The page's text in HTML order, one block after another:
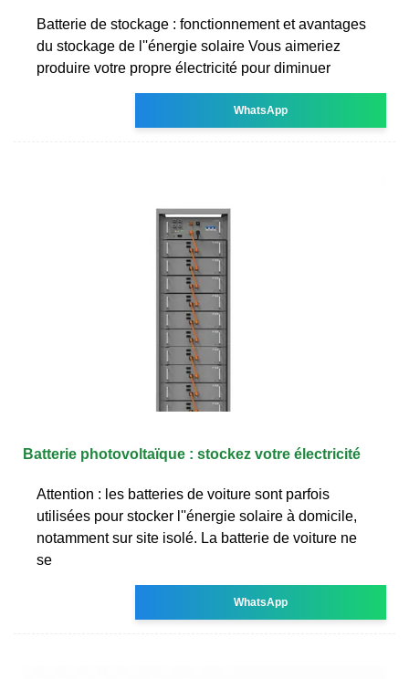
Batterie de stockage : fonctionnement et avantages
du stockage de l''énergie solaire Vous aimeriez
produire votre propre électricité pour diminuer
WhatsApp
Batterie photovoltaïque : stockez votre électricité
Attention : les batteries de voiture sont parfois
utilisées pour stocker l''énergie solaire à domicile,
notamment sur site isolé. La batterie de voiture ne
se
WhatsApp